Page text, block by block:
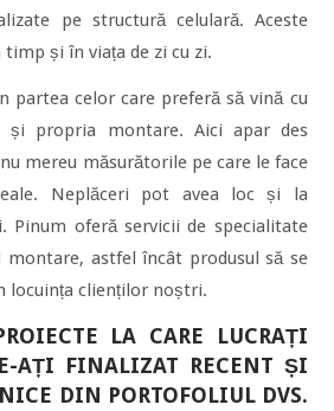
pe structură celulară. Aceste
și în viața de zi cu zi.
partea celor care preferă să vină cu
și propria montare. Aici apar des
mereu măsurătorile pe care le face
Neplăceri pot avea loc și la
Pinum oferă servicii de specialitate
astfel încât produsul să se
locuința clienților noștri.
LA CARE LUCRAȚI
AȚI FINALIZAT RECENT ȘI
DIN PORTOFOLIUL DVS.